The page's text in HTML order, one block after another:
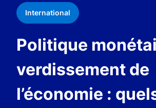
International
Politique
verdissement de
l’économie :